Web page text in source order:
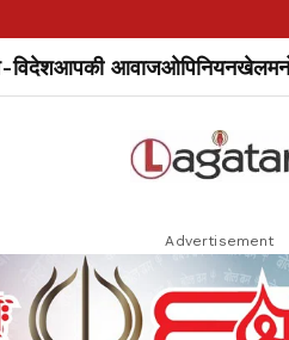
विदेशआपकी आवाजओपिनियनखेल
Advertisement